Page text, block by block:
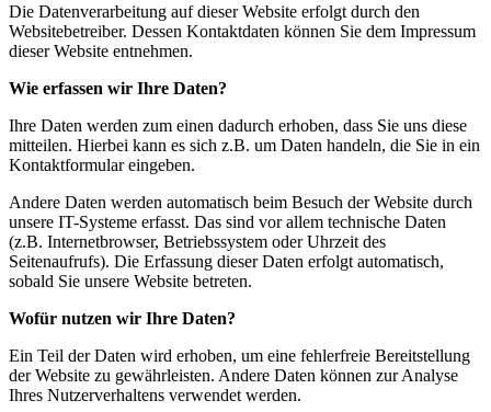
Die Datenverarbeitung auf dieser Website erfolgt durch den
Websitebetreiber. Dessen Kontaktdaten können Sie dem Impressum
dieser Website entnehmen.
Wie erfassen wir Ihre Daten?
Ihre Daten werden zum einen dadurch erhoben, dass Sie uns diese
mitteilen. Hierbei kann es sich z.B. um Daten handeln, die Sie in ein
Kontaktformular eingeben.
Andere Daten werden automatisch beim Besuch der Website durch
unsere IT-Systeme erfasst. Das sind vor allem technische Daten
(z.B. Internetbrowser, Betriebssystem oder Uhrzeit des
Seitenaufrufs). Die Erfassung dieser Daten erfolgt automatisch,
sobald Sie unsere Website betreten.
Wofür nutzen wir Ihre Daten?
Ein Teil der Daten wird erhoben, um eine fehlerfreie Bereitstellung
der Website zu gewährleisten. Andere Daten können zur Analyse
Ihres Nutzerverhaltens verwendet werden.